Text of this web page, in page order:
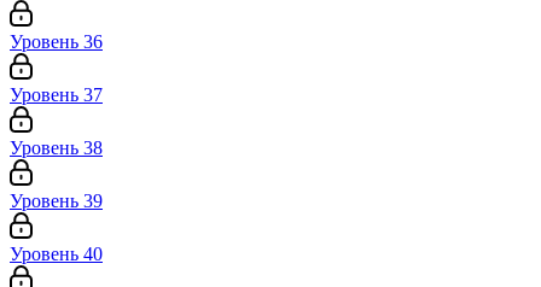
Уровень 36
Уровень 37
Уровень 38
Уровень 39
Уровень 40